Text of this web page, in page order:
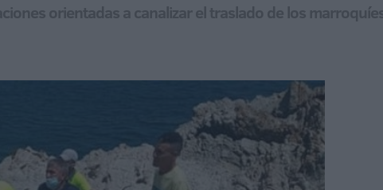
orientadas a canalizar el traslado de los